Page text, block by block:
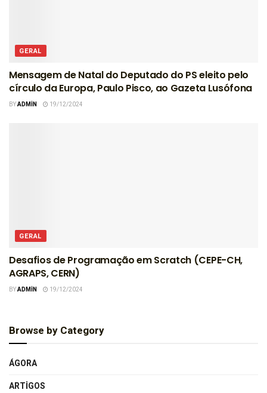
GERAL
Mensagem de Natal do Deputado do PS eleito pelo
círculo da Europa, Paulo Pisco, ao Gazeta Lusófona
BYADMIN 19/12/2024
GERAL
Desafios de Programação em Scratch (CEPE-CH,
AGRAPS, CERN)
BYADMIN 19/12/2024
Browse by Category
ÁGORA
ARTIGOS